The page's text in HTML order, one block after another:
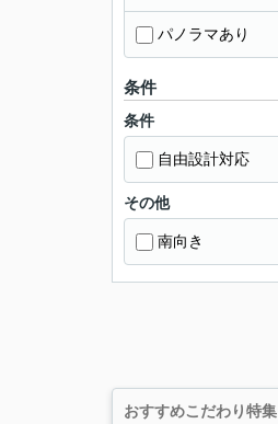
パノラマあり
条件
条件
自由設計対応
その他
南向き
おすすめこだわり特集